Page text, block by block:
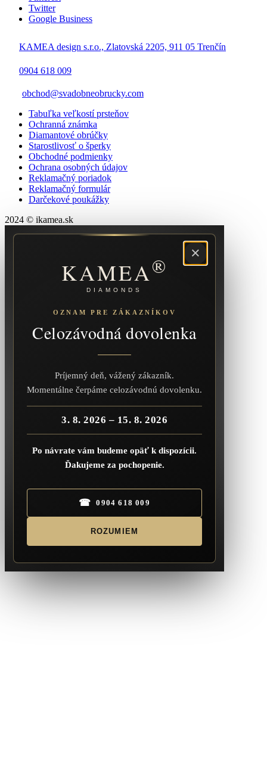
Twitter
Google Business
KAMEA design s.r.o., Zlatovská 2205, 911 05 Trenčín
0904 618 009
obchod@svadobneobrucky.com
Tabuľka veľkostí prsteňov
Ochranná známka
Diamantové obrúčky
Starostlivosť o šperky
Obchodné podmienky
Ochrana osobných údajov
Reklamačný poriadok
Reklamačný formulár
Darčekové poukážky
2024 © ikamea.sk
×
KAMEA®
DIAMONDS
OZNAM PRE ZÁKAZNÍKOV
Celozávodná dovolenka
Príjemný deň, vážený zákazník.
Momentálne čerpáme celozávodnú dovolenku.
3. 8. 2026 – 15. 8. 2026
Po návrate vám budeme opäť k dispozícii.
Ďakujeme za pochopenie.
☎ 0904 618 009
ROZUMIEM